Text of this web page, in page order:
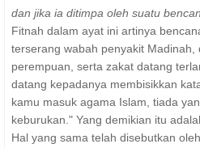
dan jika ia ditimpa oleh suatu
Fitnah dalam ayat ini artinya
terserang wabah penyakit
perempuan, serta zakat datang
datang kepadanya membisikkan
kamu masuk agama Islam, tiada
keburukan." Yang demikian itu
Hal yang sama telah disebutkan